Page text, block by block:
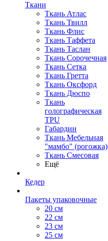
Ткани
Ткань Атлас
Ткань Твилл
Ткань Флис
Ткань Таффета
Ткань Таслан
Ткань Сорочечная
Ткань Сетка
Ткань Гретта
Ткань Оксфорд
Ткань Дюспо
Ткань
голографическая
TPU
Габардин
Ткань Мебельная
"мамбо" (рогожка)
Ткань Смесовая
Ещё
Кедер
Пакеты упаковочные
20 см
22 см
23 см
25 см